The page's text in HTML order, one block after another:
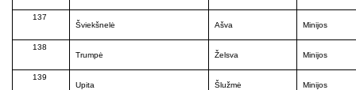
137
Šviekšnelė
Ašva Minijos
138
Trumpė
Želsva Minijos
139
Upita
Šlužmė Minijos